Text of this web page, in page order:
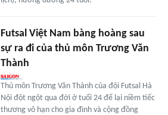
Futsal Việt Nam bàng hoàng sau
sự ra đi của thủ môn Trương Văn
Thành
Thủ môn Trương Văn Thành của đội Futsal Hà
Nội đột ngột qua đời ở tuổi 24 để lại niềm tiếc
thương vô hạn cho gia đình và cộng đồng